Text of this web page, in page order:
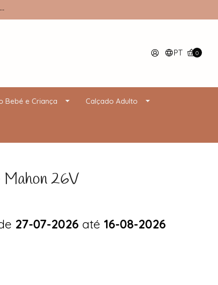
PT 0
Bebé e Criança Calçado Adulto
26V
27-07-2026 até 16-08-2026